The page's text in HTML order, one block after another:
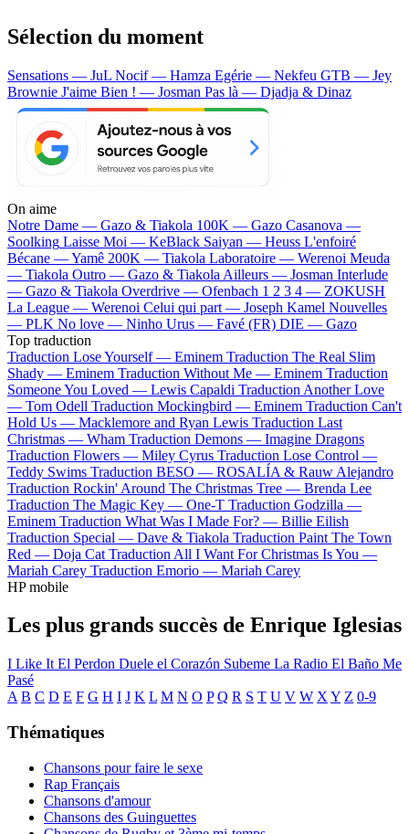
Sélection du moment
Sensations — JuL Nocif — Hamza Egérie — Nekfeu GTB — Jey
Brownie J'aime Bien ! — Josman Pas là — Djadja & Dinaz
On aime
Notre Dame — Gazo & Tiakola 100K — Gazo Casanova —
Soolking Laisse Moi — KeBlack Saiyan — Heuss L'enfoiré
Bécane —Yamê 200K — Tiakola Laboratoire — Werenoi Meuda
— Tiakola Outro — Gazo & Tiakola Ailleurs — Josman Interlude
— Gazo & Tiakola Overdrive — Ofenbach 1 2 3 4 — ZOKUSH
La League — Werenoi Celui qui part — Joseph Kamel Nouvelles
— PLK No love — Ninho Urus — Favé (FR) DIE — Gazo
Top traduction
Traduction Lose Yourself — Eminem Traduction The Real Slim
Shady — Eminem Traduction Without Me — Eminem Traduction
Someone You Loved — Lewis Capaldi Traduction Another Love
— Tom Odell Traduction Mockingbird — Eminem Traduction Can't
Hold Us — Macklemore and Ryan Lewis Traduction Last
Christmas — Wham Traduction Demons — Imagine Dragons
Traduction Flowers — Miley Cyrus Traduction Lose Control —
Teddy Swims Traduction BESO — ROSALÍA & Rauw Alejandro
Traduction Rockin' Around The Christmas Tree — Brenda Lee
Traduction The Magic Key — One-T Traduction Godzilla —
Eminem Traduction What Was I Made For? — Billie Eilish
Traduction Special — Dave & Tiakola Traduction Paint The Town
Red — Doja Cat Traduction All I Want For Christmas Is You —
Mariah Carey Traduction Emorio — Mariah Carey
HP mobile
Les plus grands succès de Enrique Iglesias
I Like It El Perdon Duele el Corazón Subeme La Radio El Baño Me
Pasé
A B C D E F G H I J K L M N O P Q R S T U V W X Y Z 0-9
Thématiques
Chansons pour faire le sexe
Rap Français
Chansons d'amour
Chansons des Guinguettes